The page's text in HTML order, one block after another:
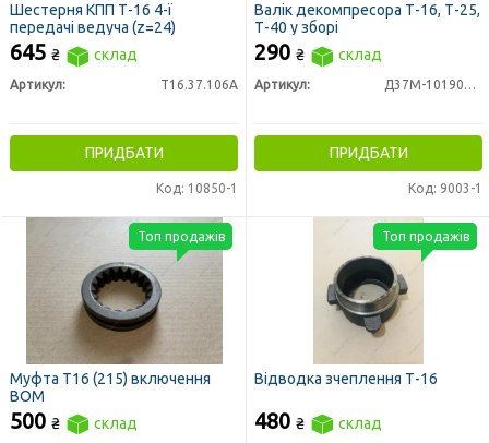
Шестерня КПП Т-16 4-ї
передачі ведуча (z=24)
645 ₴ склад
Артикул: Т16.37.106А
ПРИДБАТИ
Код: 10850-1
Валік декомпресора Т-16, Т-25,
Т-40 у зборі
290 ₴ склад
Артикул:
ПРИДБАТИ
Код: 9003-1
Муфта Т16 (215) включення
ВОМ
500 ₴ склад
Топ продажів
Відводка зчеплення Т-16
480 ₴ склад
Топ продажів